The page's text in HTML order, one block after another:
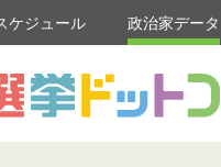
ケジュール 政治家データ